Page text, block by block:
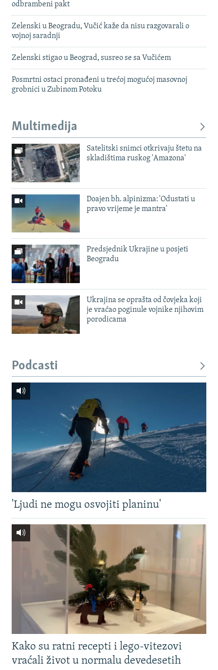
odbrambeni pakt
Zelenski u Beogradu, Vučić kaže da nisu razgovarali o
vojnoj saradnji
Zelenski stigao u Beograd, susreo se sa Vučićem
Posmrtni ostaci pronađeni u trećoj mogućoj masovnoj
grobnici u Zubinom Potoku
Multimedija
Satelitski snimci otkrivaju štetu na
skladištima ruskog 'Amazona'
Doajen bh. alpinizma: 'Odustati u
pravo vrijeme je mantra'
Predsjednik Ukrajine u posjeti
Beogradu
Ukrajina se oprašta od čovjeka koji
je vraćao poginule vojnike njihovim
porodicama
Podcasti
'Ljudi ne mogu osvojiti planinu'
Kako su ratni recepti i lego-vitezovi
vraćali život u normalu devedesetih